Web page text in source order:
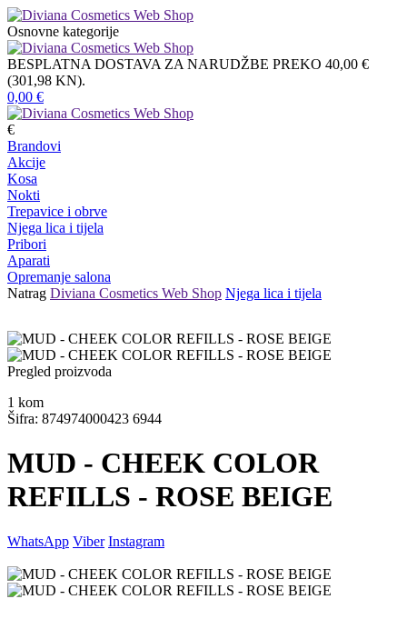
Osnovne kategorije
BESPLATNA DOSTAVA ZA NARUDŽBE PREKO 40,00 €
(301,98 KN).
0,00 €
€
Brandovi
Akcije
Kosa
Nokti
Trepavice i obrve
Njega lica i tijela
Pribori
Aparati
Opremanje salona
Natrag Diviana Cosmetics Web Shop Njega lica i tijela
Pregled proizvoda
1 kom
Šifra: 874974000423 6944
MUD - CHEEK COLOR
REFILLS - ROSE BEIGE
WhatsApp Viber Instagram